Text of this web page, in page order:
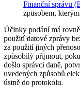
Finanční správu
způsobem,
Účinky podání má
použití datové zprávy
za použití jiných
způsobilý přijmout,
došlo správci daně,
uvedených způsobů
ústně do protokolu.